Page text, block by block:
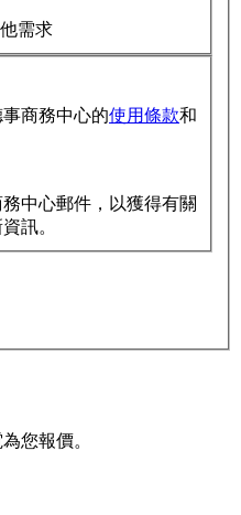
需求
商務中心的使用條款和
中心郵件，以獲得有關
訊。
您報價。